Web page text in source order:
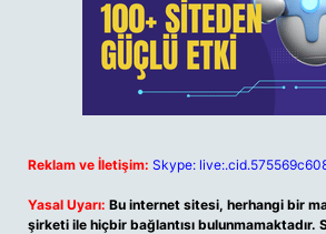
Reklam ve İletişim: Skype:
Yasal Uyarı: Bu internet sitesi, herhangi bir
şirketi ile hiçbir bağlantısı bulunmamaktadır.